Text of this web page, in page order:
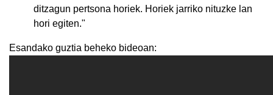
ditzagun pertsona horiek. Horiek jarriko nituzke lan
hori egiten."
Esandako guztia beheko bideoan: